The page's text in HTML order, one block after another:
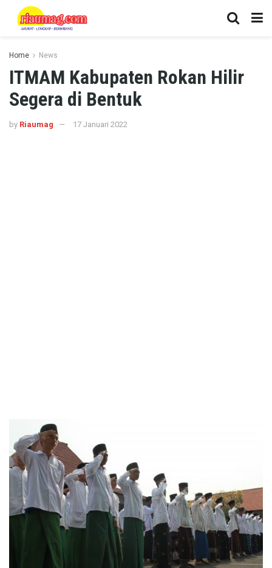
Home News
ITMAM Kabupaten Rokan Hilir
Segera di Bentuk
by Riaumag 17 Januari 2022